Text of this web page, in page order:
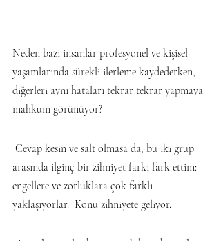
Neden bazı insanlar profesyonel ve kişisel
yaşamlarında sürekli ilerleme kaydederken,
diğerleri aynı hataları tekrar tekrar yapmaya
mahkum görünüyor?
arasında ilginç bir zihniyet farkı fark ettim:
engellere ve zorluklara çok farklı
yaklaşıyorlar.  Konu zihniyete geliyor.